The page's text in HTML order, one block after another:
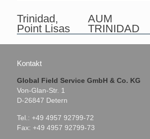
Trinidad,
Point Lisas
AUM
TRINIDAD
Kontakt
Global Field Service GmbH & Co. KG
Von-Glan-Str. 1
D-26847 Detern
Tel.: +49 4957 92799-72
Fax: +49 4957 92799-73